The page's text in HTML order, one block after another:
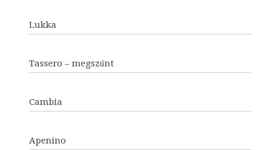
Lukka
Tassero – megszűnt
Cambia
Apenino